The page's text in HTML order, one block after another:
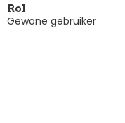
Rol
Gewone gebruiker